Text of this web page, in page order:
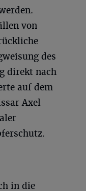
von
des
direkt nach
auf dem
Axel
in die